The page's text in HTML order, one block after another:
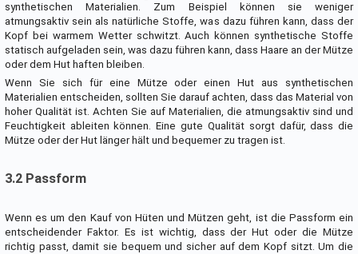
synthetischen Materialien. Zum Beispiel können sie weniger
atmungsaktiv sein als natürliche Stoffe, was dazu führen kann, dass der
Kopf bei warmem Wetter schwitzt. Auch können synthetische Stoffe
statisch aufgeladen sein, was dazu führen kann, dass Haare an der Mütze
oder dem Hut haften bleiben.
Wenn Sie sich für eine Mütze oder einen Hut aus synthetischen
Materialien entscheiden, sollten Sie darauf achten, dass das Material von
hoher Qualität ist. Achten Sie auf Materialien, die atmungsaktiv sind und
Feuchtigkeit ableiten können. Eine gute Qualität sorgt dafür, dass die
Mütze oder der Hut länger hält und bequemer zu tragen ist.
3.2 Passform
Wenn es um den Kauf von Hüten und Mützen geht, ist die Passform ein
entscheidender Faktor. Es ist wichtig, dass der Hut oder die Mütze
richtig passt, damit sie bequem und sicher auf dem Kopf sitzt. Um die